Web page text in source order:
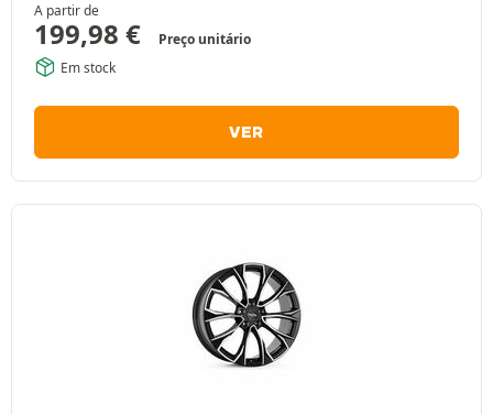
A partir de
199,98 €
Preço unitário
Em stock
VER